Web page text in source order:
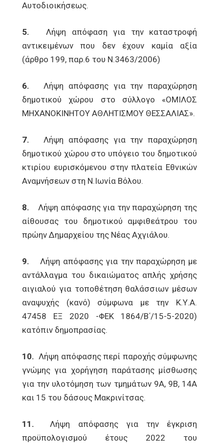
Αυτοδιοικήσεως.
5.Λήψη απόφαση για την καταστροφή
αντικειμένων που δεν έχουν καμία αξία
(άρθρο 199, παρ.6 του Ν.3463/2006)
6. Λήψη απόφασης για την παραχώρηση
δημοτικού χώρου στο σύλλογο «ΟΜΙΛΟΣ
ΜΗΧΑΝΟΚΙΝΗΤΟΥ ΑΘΛΗΤΙΣΜΟΥ ΘΕΣΣΑΛΙΑΣ».
7.
Λήψη απόφασης για την παραχώρηση
δημοτικού χώρου στο υπόγειο του δημοτικού
κτιρίου ευρισκόμενου στην πλατεία Εθνικών
Αναμνήσεων στη Ν.Ιωνία Βόλου.
8.
Λήψη απόφασης για την παραχώρηση της
αίθουσας του δημοτικού αμφιθεάτρου του
πρώην Δημαρχείου της Νέας Αχγιάλου.
9.
Λήψη απόφασης για την παραχώρηση με
αντάλλαγμα του δικαιώματος απλής χρήσης
αιγιαλού για τοποθέτηση θαλάσσιων μέσων
αναψυχής (κανό) σύμφωνα με την Κ.Υ.Α.
47458 ΕΞ 2020 -ΦΕΚ 1864/Β΄/15-5-2020)
κατόπιν δημοπρασίας.
10. Λήψη απόφασης περί παροχής σύμφωνης
γνώμης για χορήγηση παράτασης μίσθωσης
για την υλοτόμηση των τμημάτων 9Α, 9Β, 14Α
και 15 του δάσους Μακρινίτσας.
11.Λήψη απόφασης για την έγκριση
προϋπολογισμού έτους 2022 του